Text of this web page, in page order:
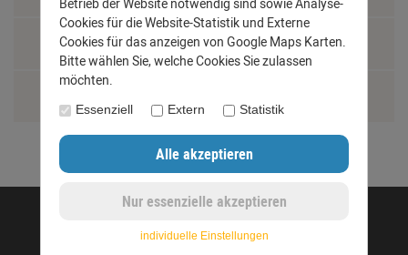
Montage und Installationshilfen
©opyright 2020 - www.dachrinnen-shop.de
Cookies für die Website-Statistik und Externe
Cookies für das anzeigen von Google Maps Karten.
Bitte wählen Sie, welche Cookies Sie zulassen
möchten.
Essenziell Extern Statistik
individuelle Einstellungen